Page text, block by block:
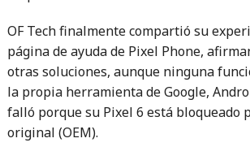
OF Tech finalmente compartió su
página de ayuda de Pixel Phone,
otras soluciones, aunque ninguna
la propia herramienta de Google,
falló porque su Pixel 6 está bloqueado
original (OEM).